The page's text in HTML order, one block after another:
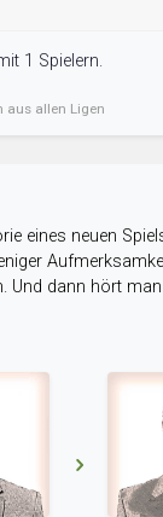
1 Spielern.
aus allen Ligen
eines neuen
Und dann hört